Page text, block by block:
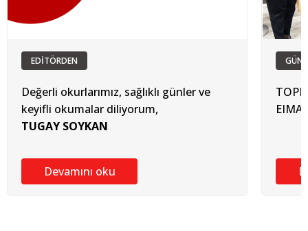
EDİTÖRDEN
Değerli okurlarımız, sağlıklı günler ve
keyifli okumalar diliyorum,
TUGAY SOYKAN
Devamını oku
EIMA